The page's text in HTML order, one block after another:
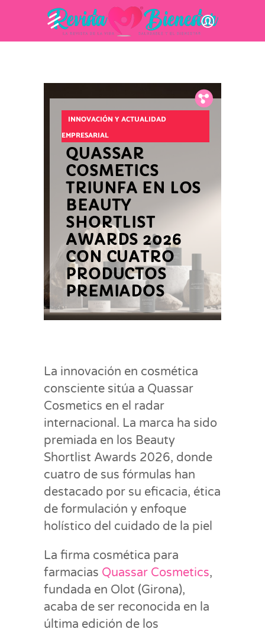
Fb.
Tw.
Pin.
INNOVACIÓN Y ACTUALIDAD
EMPRESARIAL
QUASSAR
COSMETICS
TRIUNFA EN LOS
BEAUTY
SHORTLIST
AWARDS 2026
CON CUATRO
PRODUCTOS
PREMIADOS
La innovación en cosmética
consciente sitúa a Quassar
Cosmetics en el radar
internacional. La marca ha sido
premiada en los Beauty
Shortlist Awards 2026, donde
cuatro de sus fórmulas han
destacado por su eficacia, ética
de formulación y enfoque
holístico del cuidado de la piel
La firma cosmética para
farmacias Quassar Cosmetics,
fundada en Olot (Girona),
acaba de ser reconocida en la
última edición de los